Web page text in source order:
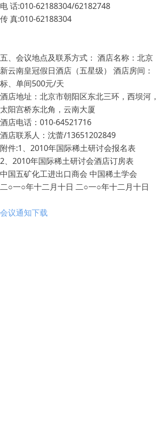
电 话:010-62188304/62182748
传 真:010-62188304
五、会议地点及联系方式： 酒店名称：北京
新云南皇冠假日酒店（五星级） 酒店房间：
标、单间500元/天
酒店地址：北京市朝阳区东北三环，西坝河，
太阳宫桥东北角，云南大厦
酒店电话：010-64521716
酒店联系人：沈蕾/13651202849
附件:1、2010年国际稀土研讨会报名表
2、2010年国际稀土研讨会酒店订房表
中国五矿化工进出口商会 中国稀土学会
二○一○年十二月十日 二○一○年十二月十日
会议通知下载